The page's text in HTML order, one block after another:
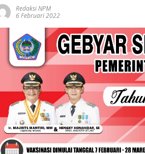
Redaksi NPM
6 Februari 2022